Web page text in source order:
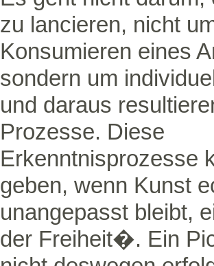
zu lancieren, nicht
Konsumieren eines
sondern um
und daraus
Prozesse. Diese
Erkenntnisprozesse
geben, wenn Kunst
unangepasst bleibt,
der Freiheit�. Ein